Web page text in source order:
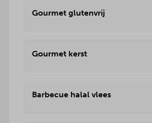
Gourmet glutenvrij
Gourmet kerst
Barbecue halal vlees